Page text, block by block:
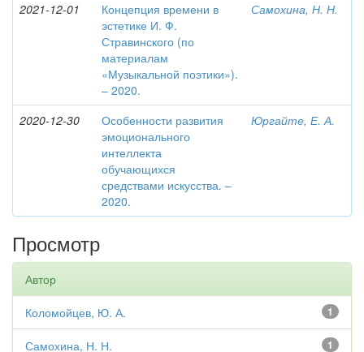
2021-12-01
Концепция времени в
эстетике И. Ф.
Стравинского (по
материалам
«Музыкальной поэтики»).
– 2020.
Самохина, Н. Н.
2020-12-30
Особенности развития
эмоционального
интеллекта
обучающихся
средствами искусства. –
2020.
Юргайте, Е. А.
Просмотр
Автор
1
Коломойцев, Ю. А.
1
Самохина, Н. Н.